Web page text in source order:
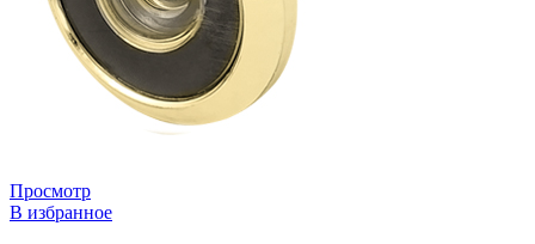
Просмотр
В избранное